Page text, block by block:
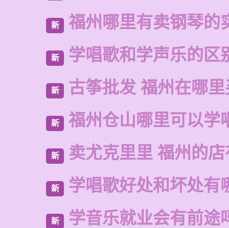
新 福州哪里有卖钢琴的
新 学唱歌和学声乐的区
新 古筝批发 福州在哪
新 福州仓山哪里可以学
新 卖尤克里里 福州的
新 学唱歌好处和坏处有
新 学音乐就业会有前途